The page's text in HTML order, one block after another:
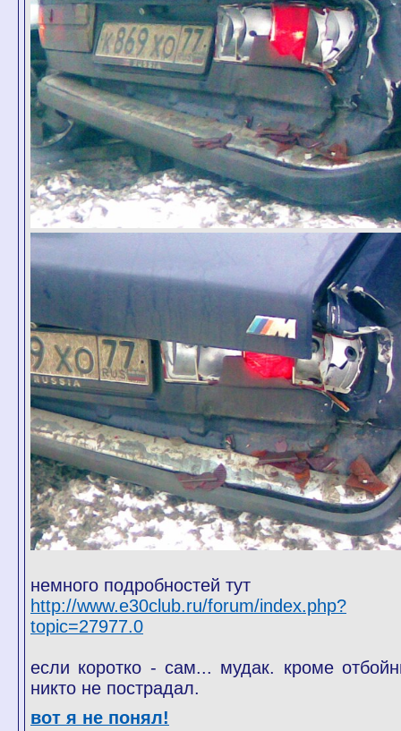
немного подробностей тут
http://www.e30club.ru/forum/index.php?
topic=27977.0
если коротко - сам... мудак. кроме
никто не пострадал.
вот я не понял!